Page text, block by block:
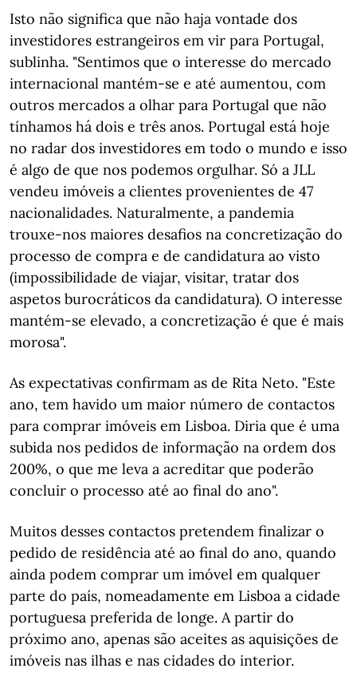
Isto não significa que não haja vontade dos
investidores estrangeiros em vir para Portugal,
sublinha. "Sentimos que o interesse do mercado
internacional mantém-se e até aumentou, com
outros mercados a olhar para Portugal que não
tínhamos há dois e três anos. Portugal está hoje
no radar dos investidores em todo o mundo e isso
é algo de que nos podemos orgulhar. Só a JLL
vendeu imóveis a clientes provenientes de 47
nacionalidades. Naturalmente, a pandemia
trouxe-nos maiores desafios na concretização do
processo de compra e de candidatura ao visto
(impossibilidade de viajar, visitar, tratar dos
aspetos burocráticos da candidatura). O interesse
mantém-se elevado, a concretização é que é mais
morosa".
As expectativas confirmam as de Rita Neto. "Este
ano, tem havido um maior número de contactos
para comprar imóveis em Lisboa. Diria que é uma
subida nos pedidos de informação na ordem dos
200%, o que me leva a acreditar que poderão
concluir o processo até ao final do ano".
Muitos desses contactos pretendem finalizar o
pedido de residência até ao final do ano, quando
ainda podem comprar um imóvel em qualquer
parte do país, nomeadamente em Lisboa a cidade
portuguesa preferida de longe. A partir do
próximo ano, apenas são aceites as aquisições de
imóveis nas ilhas e nas cidades do interior.